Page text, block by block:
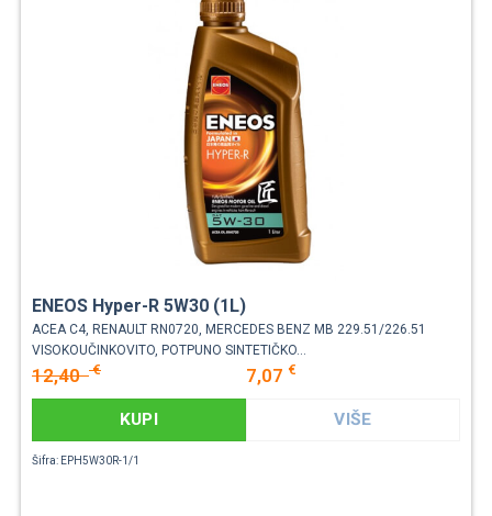
ENEOS Hyper-R 5W30 (1L)
ACEA C4, RENAULT RN0720, MERCEDES BENZ MB 229.51/226.51
VISOKOUČINKOVITO, POTPUNO SINTETIČKO...
12,40€ 7,07 €
KUPI VIŠE
Šifra: EPH5W30R-1/1